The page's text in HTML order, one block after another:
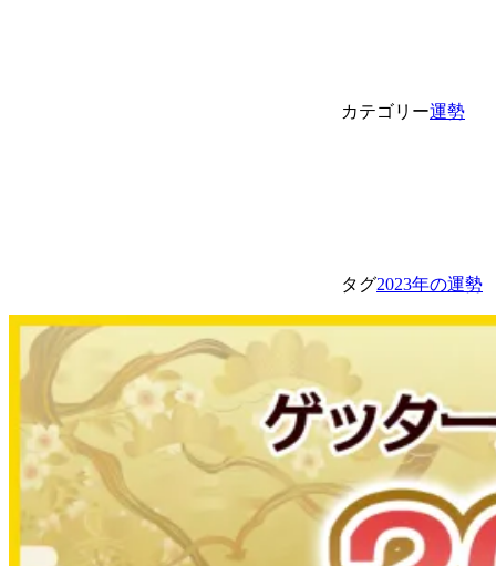
カテゴリー運勢
タグ2023年の運勢